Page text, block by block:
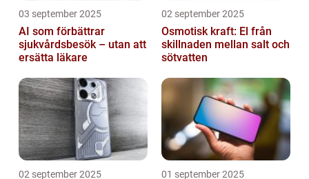
03 september 2025
AI som förbättrar
sjukvårdsbesök – utan att
ersätta läkare
02 september 2025
Osmotisk kraft: El från
skillnaden mellan salt och
sötvatten
02 september 2025 01 september 2025